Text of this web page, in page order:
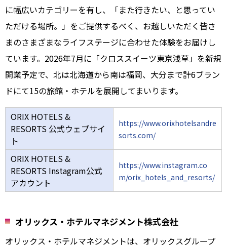
に幅広いカテゴリーを有し、「また行きたい、と思ってい
ただける場所。」をご提供するべく、お越しいただく皆さ
まのさまざまなライフステージに合わせた体験をお届けし
ています。2026年7月に「クロススイーツ東京浅草」を新規
開業予定で、北は北海道から南は福岡、大分まで計6ブラン
ドにて15の旅館・ホテルを展開してまいります。
ORIX HOTELS &
RESORTS 公式ウェブサイ
ト
https://www.orixhotelsandre
sorts.com/
ORIX HOTELS &
RESORTS Instagram公式
アカウント
https://www.instagram.co
m/orix_hotels_and_resorts/
オリックス・ホテルマネジメント株式会社
オリックス・ホテルマネジメントは、オリックスグループ